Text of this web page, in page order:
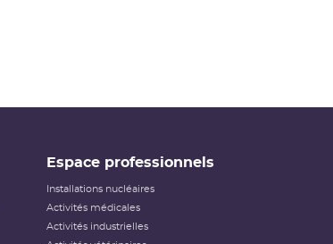
Espace professionnels
Installations nucléaires
Activités médicales
Activités industrielles